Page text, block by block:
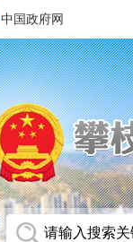
中国政府网